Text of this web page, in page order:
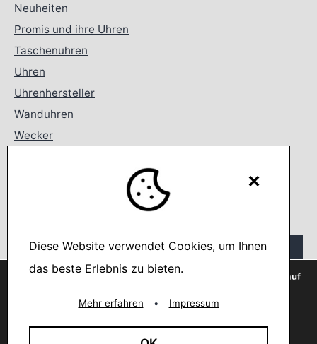
Neuheiten
Promis und ihre Uhren
Taschenuhren
Uhren
Uhrenhersteller
Wanduhren
Wecker
×
Diese Website verwendet Cookies, um Ihnen
das beste Erlebnis zu bieten.
Mehr erfahren • Impressum
Wir verwenden Cookies, um dir die bestmögliche Erfahrung auf
You can find out more about which cookies we are using or
Français Deutsch